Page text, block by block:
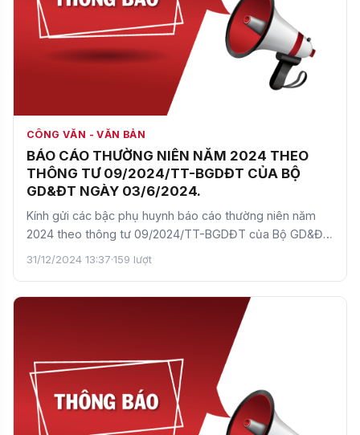
CÔNG VĂN - VĂN BẢN
BÁO CÁO THƯỜNG NIÊN NĂM 2024 THEO
THÔNG TƯ 09/2024/TT-BGDĐT CỦA BỘ
GD&ĐT NGÀY 03/6/2024.
Kính gửi các bậc phụ huynh báo cáo thường niên năm
2024 theo thông tư 09/2024/TT-BGDĐT của Bộ GD&ĐT
ngày 03/6/…
31/12/2024 13:37·159 lượt